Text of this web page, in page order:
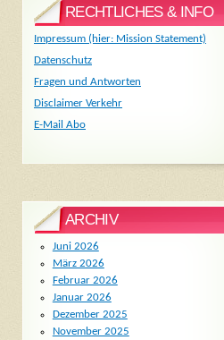
RECHTLICHES & INFO
Impressum (hier: Mission Statement)
Datenschutz
Fragen und Antworten
Disclaimer Verkehr
E-Mail Abo
ARCHIV
Juni 2026
März 2026
Februar 2026
Januar 2026
Dezember 2025
November 2025